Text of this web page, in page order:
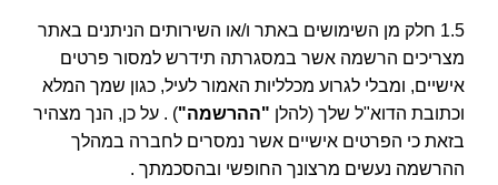
1.5 חלק מן השימושים באתר ו/או השירותים הניתנים באתר
מצריכים הרשמה אשר במסגרתה תידרש למסור פרטים
אישיים, ומבלי לגרוע מכלליות האמור לעיל, כגון שמך המלא
וכתובת הדוא"ל שלך (להלן "ההרשמה") . על כן, הנך מצהיר
בזאת כי הפרטים אישיים אשר נמסרים לחברה במהלך
ההרשמה נעשים מרצונך החופשי ובהסכמתך .